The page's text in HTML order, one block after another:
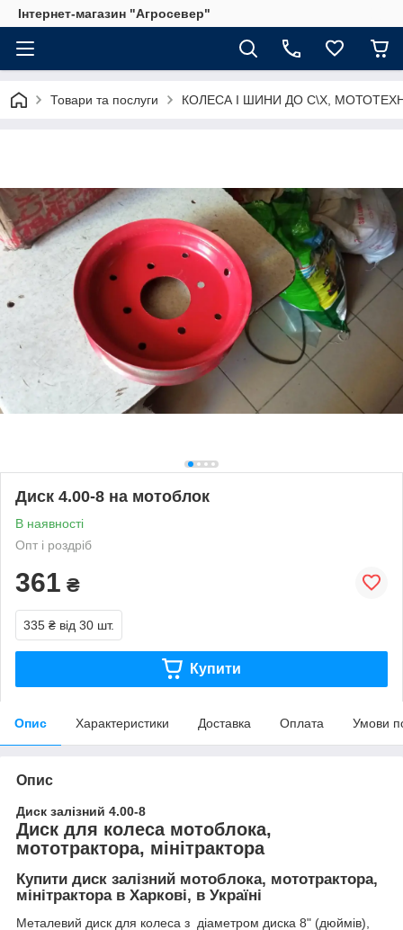
Інтернет-магазин "Агросевер"
Товари та послуги КОЛЕСА І ШИНИ ДО С\Х,
Диск 4.00-8 на мотоблок
В наявності
Опт і роздріб
361 ₴
335 ₴ від 30 шт.
Купити
Опис Характеристики Доставка Оплата Умови
Опис
Диск залізний 4.00-8
Диск для колеса мотоблока,
мототрактора, мінітрактора
Купити диск залізний мотоблока, мототрактора,
мінітрактора в Харкові, в Україні
Металевий диск для колеса з діаметром диска 8" (дюймів),